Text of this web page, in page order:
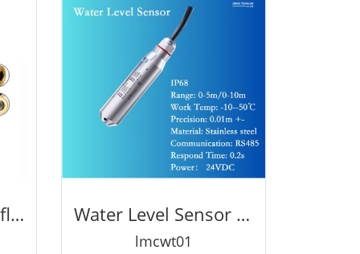
Water flow Sensor flow switch สวิตช์น้ำไหล เซ็นเซอร์วัดน้ำไหลทองแดง Water Level Sensor เซนเซอร์วัดระดับของเหลว DC24V 4-20Ma สําหรับตรวจจับความลึกช่วง 0-5 /10 เมตร
lmcwt01